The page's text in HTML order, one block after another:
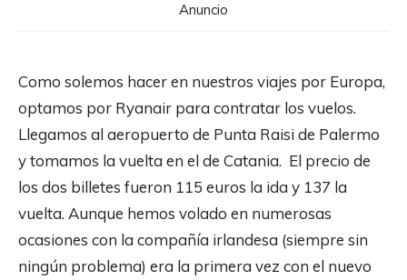
Anuncio
Como solemos hacer en nuestros viajes por Europa,
optamos por Ryanair para contratar los vuelos.
Llegamos al aeropuerto de Punta Raisi de Palermo
y tomamos la vuelta en el de Catania. El precio de
los dos billetes fueron 115 euros la ida y 137 la
vuelta. Aunque hemos volado en numerosas
ocasiones con la compañía irlandesa (siempre sin
ningún problema) era la primera vez con el nuevo